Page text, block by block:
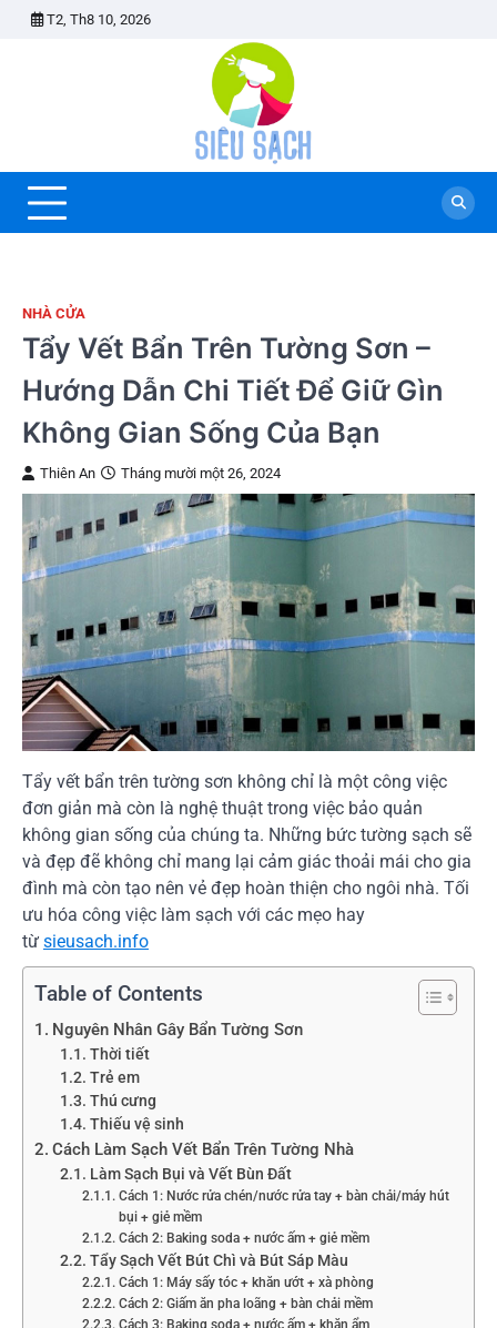
Skip
T2, Th8 10, 2026
NHÀ CỬA
Tẩy Vết Bẩn Trên Tường Sơn –
Hướng Dẫn Chi Tiết Để Giữ Gìn
Không Gian Sống Của Bạn
Thiên An Tháng mười một 26, 2024
Tẩy vết bẩn trên tường sơn không chỉ là một công việc
đơn giản mà còn là nghệ thuật trong việc bảo quản
không gian sống của chúng ta. Những bức tường sạch sẽ
và đẹp đẽ không chỉ mang lại cảm giác thoải mái cho gia
đình mà còn tạo nên vẻ đẹp hoàn thiện cho ngôi nhà. Tối
ưu hóa công việc làm sạch với các mẹo hay
từ sieusach.info
Table of Contents
Nguyên Nhân Gây Bẩn Tường Sơn
Thời tiết
Trẻ em
Thú cưng
Thiếu vệ sinh
Cách Làm Sạch Vết Bẩn Trên Tường Nhà
Làm Sạch Bụi và Vết Bùn Đất
Cách 1: Nước rửa chén/nước rửa tay + bàn chải/máy hút
bụi + giẻ mềm
Cách 2: Baking soda + nước ấm + giẻ mềm
Tẩy Sạch Vết Bút Chì và Bút Sáp Màu
Cách 1: Máy sấy tóc + khăn ướt + xà phòng
Cách 2: Giấm ăn pha loãng + bàn chải mềm
Cách 3: Baking soda + nước ấm + khăn ẩm